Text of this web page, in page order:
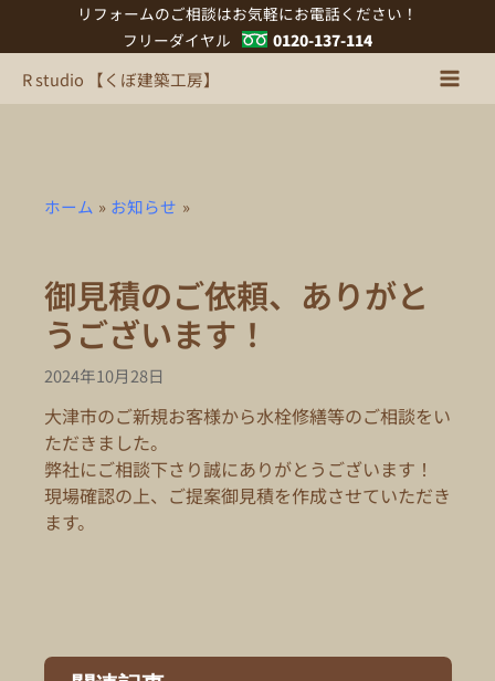
リフォームのご相談はお気軽にお電話ください！
フリーダイヤル
0120-137-114
R studio 【くぼ建築工房】
ホーム お知らせ
御見積のご依頼、ありがと
うございます！
2024年10月28日
大津市のご新規お客様から水栓修繕等のご相談をい
ただきました。
弊社にご相談下さり誠にありがとうございます！
現場確認の上、ご提案御見積を作成させていただき
ます。